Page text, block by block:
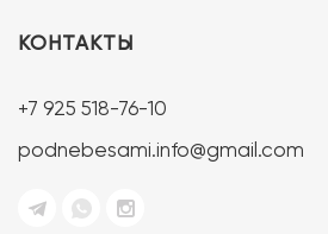
КОНТАКТЫ
+7 925 518-76-10
podnebesami.info@gmail.com